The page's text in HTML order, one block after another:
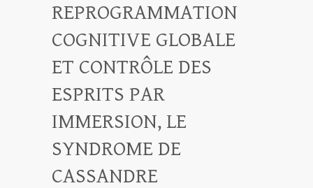
REPROGRAMMATION
COGNITIVE GLOBALE
ET CONTRÔLE DES
ESPRITS PAR
IMMERSION, LE
SYNDROME DE
CASSANDRE